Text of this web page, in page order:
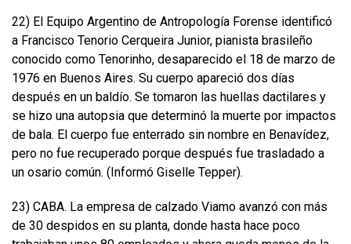
22) El Equipo Argentino de Antropología Forense identificó
a Francisco Tenorio Cerqueira Junior, pianista brasileño
conocido como Tenorinho, desaparecido el 18 de marzo de
1976 en Buenos Aires. Su cuerpo apareció dos días
después en un baldío. Se tomaron las huellas dactilares y
se hizo una autopsia que determinó la muerte por impactos
de bala. El cuerpo fue enterrado sin nombre en Benavídez,
pero no fue recuperado porque después fue trasladado a
un osario común. (Informó Giselle Tepper).
23) CABA. La empresa de calzado Viamo avanzó con más
de 30 despidos en su planta, donde hasta hace poco